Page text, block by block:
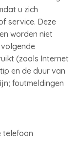
u zich
service. Deze
worden niet
(zoals Internet
en de duur van
foutmeldingen
telefoon